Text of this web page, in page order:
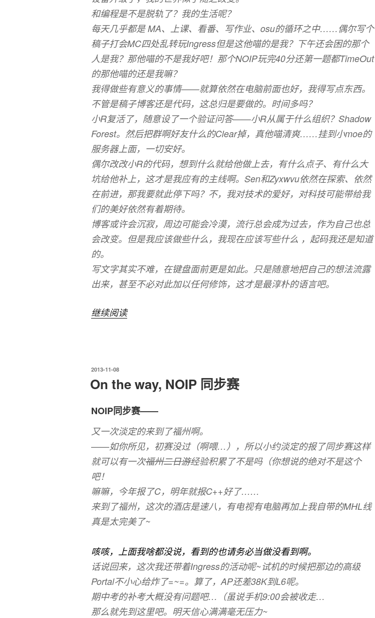
和编程是不是脱轨了？我的生活呢？
每天几乎都是 MA、上课、看番、写作业、osu的循环之中……偶尔写个
稿子打会MC四处乱转玩Ingress但是这他喵的是我？下午还会困的那个
人是我？那他喵的不是我好吧！那个NOIP玩完40分还第一题都TimeOut
的那他喵的还是我嘛？
我得做些有意义的事情——就算依然在电脑前面也好，我得写点东西。
不管是稿子博客还是代码，这总归是要做的。时间多吗？
小R复活了，随意设了一个验证问答——小R从属于什么组织？Shadow
Forest。然后把群啊好友什么的Clear掉，真他喵清爽……挂到小moe的
服务器上面，一切安好。
偶尔改改小R的代码，想到什么就给他做上去，有什么点子、有什么大
坑给他补上，这才是我应有的主线啊。Sen和Zyxwvu依然在探索、依然
在前进，那我要就此停下吗？不，我对技术的爱好，对科技可能带给我
们的美好依然有着期待。
博客或许会沉寂，周边可能会冷漠，流行总会成为过去，作为自己也总
会改变。但是我应该做些什么，我现在应该写些什么 ，起码我还是知道
的。
写文字其实不难，在键盘面前更是如此。只是随意地把自己的想法流露
出来，甚至不必对此加以任何修饰，这才是最淳朴的语言吧。
继续阅读“仅
不
兴！”
发
于
2013-11-08
On the way, NOIP 同步赛
NOIP同步赛——
又一次淡定的来到了福州啊。
——如你所见，初赛没过（啊喂…），所以小约淡定的报了同步赛这样
就可以有一次福州二日游经验积累了不是吗（你想说的绝对不是这个
吧！
嘛嘛，今年报了C，明年就报C++好了……
来到了福州，这次的酒店是速八，有电视有电脑再加上我自带的MHL线
真是太完美了~
咳咳，上面我啥都没说，看到的也请务必当做没看到啊。
话说回来，这次我还带着Ingress的活动呢~试机的时候把那边的高级
Portal不小心给炸了=~=。算了，AP还差38K到L6呢。
期中考的补考大概没有问题吧…（虽说手机9:00会被收走…
那么就先到这里吧。明天信心满满毫无压力~